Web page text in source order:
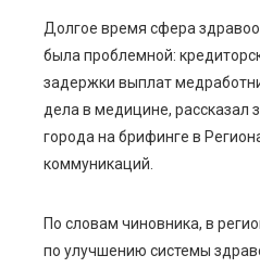
Долгое время сфера
была проблемной:
задержки выплат
дела в медицине, рассказал
города на брифинге в
коммуникаций.
По словам чиновника, в
по улучшению системы